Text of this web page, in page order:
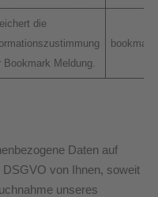
die
Bookmark Meldung.
Daten auf
von Ihnen, soweit
unseres